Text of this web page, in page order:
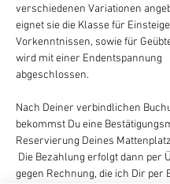
verschiedenen Variationen
eignet sie die Klasse für
Vorkenntnissen, sowie für
wird mit einer Endentspannung
abgeschlossen.
Nach Deiner verbindlichen
bekommst Du eine
Reservierung Deines
Die Bezahlung erfolgt dann per
gegen Rechnung, die ich Dir per